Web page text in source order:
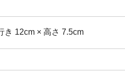
き 12cm × 高さ 7.5cm